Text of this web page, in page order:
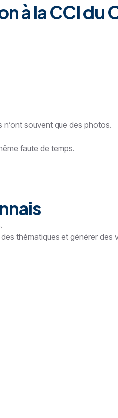
à la CCI du
n’ont souvent que des photos.
faute de temps.
thématiques et générer